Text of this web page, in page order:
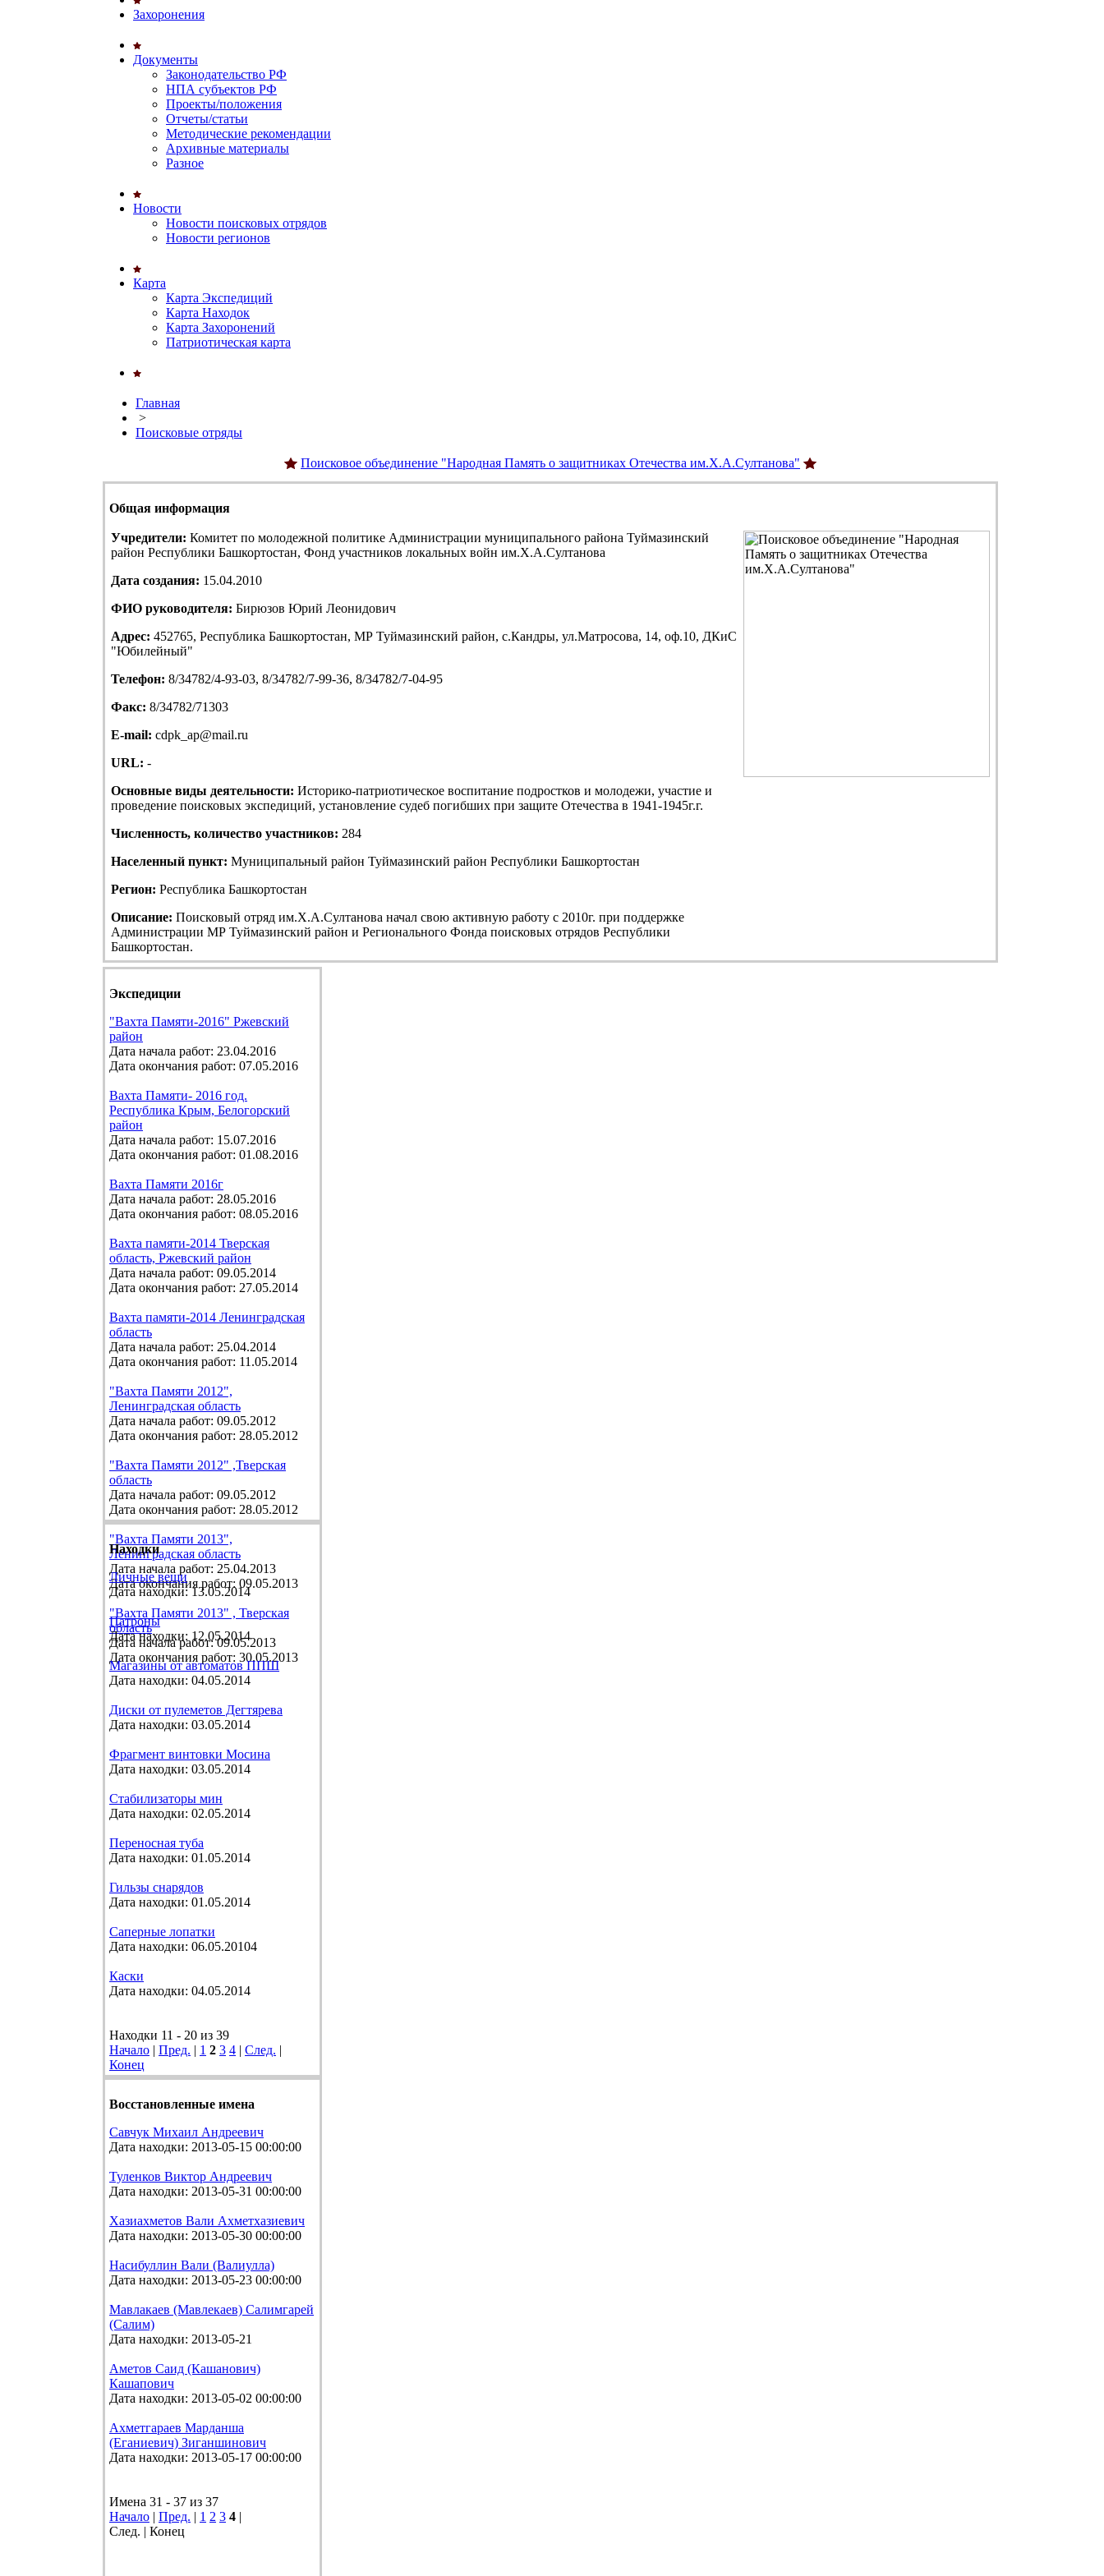
Захоронения
Документы
Законодательство РФ
НПА субъектов РФ
Проекты/положения
Отчеты/статьи
Методические рекомендации
Архивные материалы
Разное
Новости
Новости поисковых отрядов
Новости регионов
Карта
Карта Экспедиций
Карта Находок
Карта Захоронений
Патриотическая карта
Главная
>
Поисковые отряды
Поисковое объединение "Народная Память о защитниках Отечества им.Х.А.Султанова"
Общая информация
Учредители: Комитет по молодежной политике Администрации муниципального района Туймазинский
район Республики Башкортостан, Фонд участников локальных войн им.Х.А.Султанова
Дата создания: 15.04.2010
ФИО руководителя: Бирюзов Юрий Леонидович
Адрес: 452765, Республика Башкортостан, МР Туймазинский район, с.Кандры, ул.Матросова, 14, оф.10, ДКиС
"Юбилейный"
Телефон: 8/34782/4-93-03, 8/34782/7-99-36, 8/34782/7-04-95
Факс: 8/34782/71303
E-mail: cdpk_ap@mail.ru
URL: -
Основные виды деятельности: Историко-патриотическое воспитание подростков и молодежи, участие и
проведение поисковых экспедиций, установление судеб погибших при защите Отечества в 1941-1945г.г.
Численность, количество участников: 284
Населенный пункт: Муниципальный район Туймазинский район Республики Башкортостан
Регион: Республика Башкортостан
Описание: Поисковый отряд им.Х.А.Султанова начал свою активную работу с 2010г. при поддержке
Администрации МР Туймазинский район и Регионального Фонда поисковых отрядов Республики
Башкортостан.
Экспедиции
"Вахта Памяти-2016" Ржевский
район
Дата начала работ: 23.04.2016
Дата окончания работ: 07.05.2016
Вахта Памяти- 2016 год.
Республика Крым, Белогорский
район
Дата начала работ: 15.07.2016
Дата окончания работ: 01.08.2016
Вахта Памяти 2016г
Дата начала работ: 28.05.2016
Дата окончания работ: 08.05.2016
Вахта памяти-2014 Тверская
область, Ржевский район
Дата начала работ: 09.05.2014
Дата окончания работ: 27.05.2014
Вахта памяти-2014 Ленинградская
область
Дата начала работ: 25.04.2014
Дата окончания работ: 11.05.2014
"Вахта Памяти 2012",
Ленинградская область
Дата начала работ: 09.05.2012
Дата окончания работ: 28.05.2012
"Вахта Памяти 2012" ,Тверская
область
Дата начала работ: 09.05.2012
Дата окончания работ: 28.05.2012
"Вахта Памяти 2013",
Ленинградская область
Дата начала работ: 25.04.2013
Дата окончания работ: 09.05.2013
"Вахта Памяти 2013" , Тверская
область
Дата начала работ: 09.05.2013
Дата окончания работ: 30.05.2013
Находки
Личные вещи
Дата находки: 13.05.2014
Патроны
Дата находки: 12.05.2014
Магазины от автоматов ППШ
Дата находки: 04.05.2014
Диски от пулеметов Дегтярева
Дата находки: 03.05.2014
Фрагмент винтовки Мосина
Дата находки: 03.05.2014
Стабилизаторы мин
Дата находки: 02.05.2014
Переносная туба
Дата находки: 01.05.2014
Гильзы снарядов
Дата находки: 01.05.2014
Саперные лопатки
Дата находки: 06.05.20104
Каски
Дата находки: 04.05.2014
Находки 11 - 20 из 39
Начало | Пред. | 1 2 3 4 | След. |
Конец
Восстановленные имена
Савчук Михаил Андреевич
Дата находки: 2013-05-15 00:00:00
Туленков Виктор Андреевич
Дата находки: 2013-05-31 00:00:00
Хазиахметов Вали Ахметхазиевич
Дата находки: 2013-05-30 00:00:00
Насибуллин Вали (Валиулла)
Дата находки: 2013-05-23 00:00:00
Мавлакаев (Мавлекаев) Салимгарей
(Салим)
Дата находки: 2013-05-21
Аметов Саид (Кашанович)
Кашапович
Дата находки: 2013-05-02 00:00:00
Ахметгараев Марданша
(Еганиевич) Зиганшинович
Дата находки: 2013-05-17 00:00:00
Имена 31 - 37 из 37
Начало | Пред. | 1 2 3 4 |
След. | Конец